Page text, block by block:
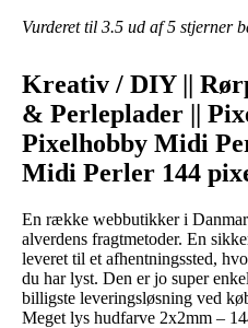
Vurderet til 3.5 ud af 5 stjerner
Kreativ / DIY ||
& Perleplader ||
Pixelhobby Midi
Midi Perler 144
En række webbutikker i
alverdens fragtmetoder. En
leveret til et afhentningssted,
du har lyst. Den er jo super
billigste leveringsløsning ved
Meget lys hudfarve 2x2mm –